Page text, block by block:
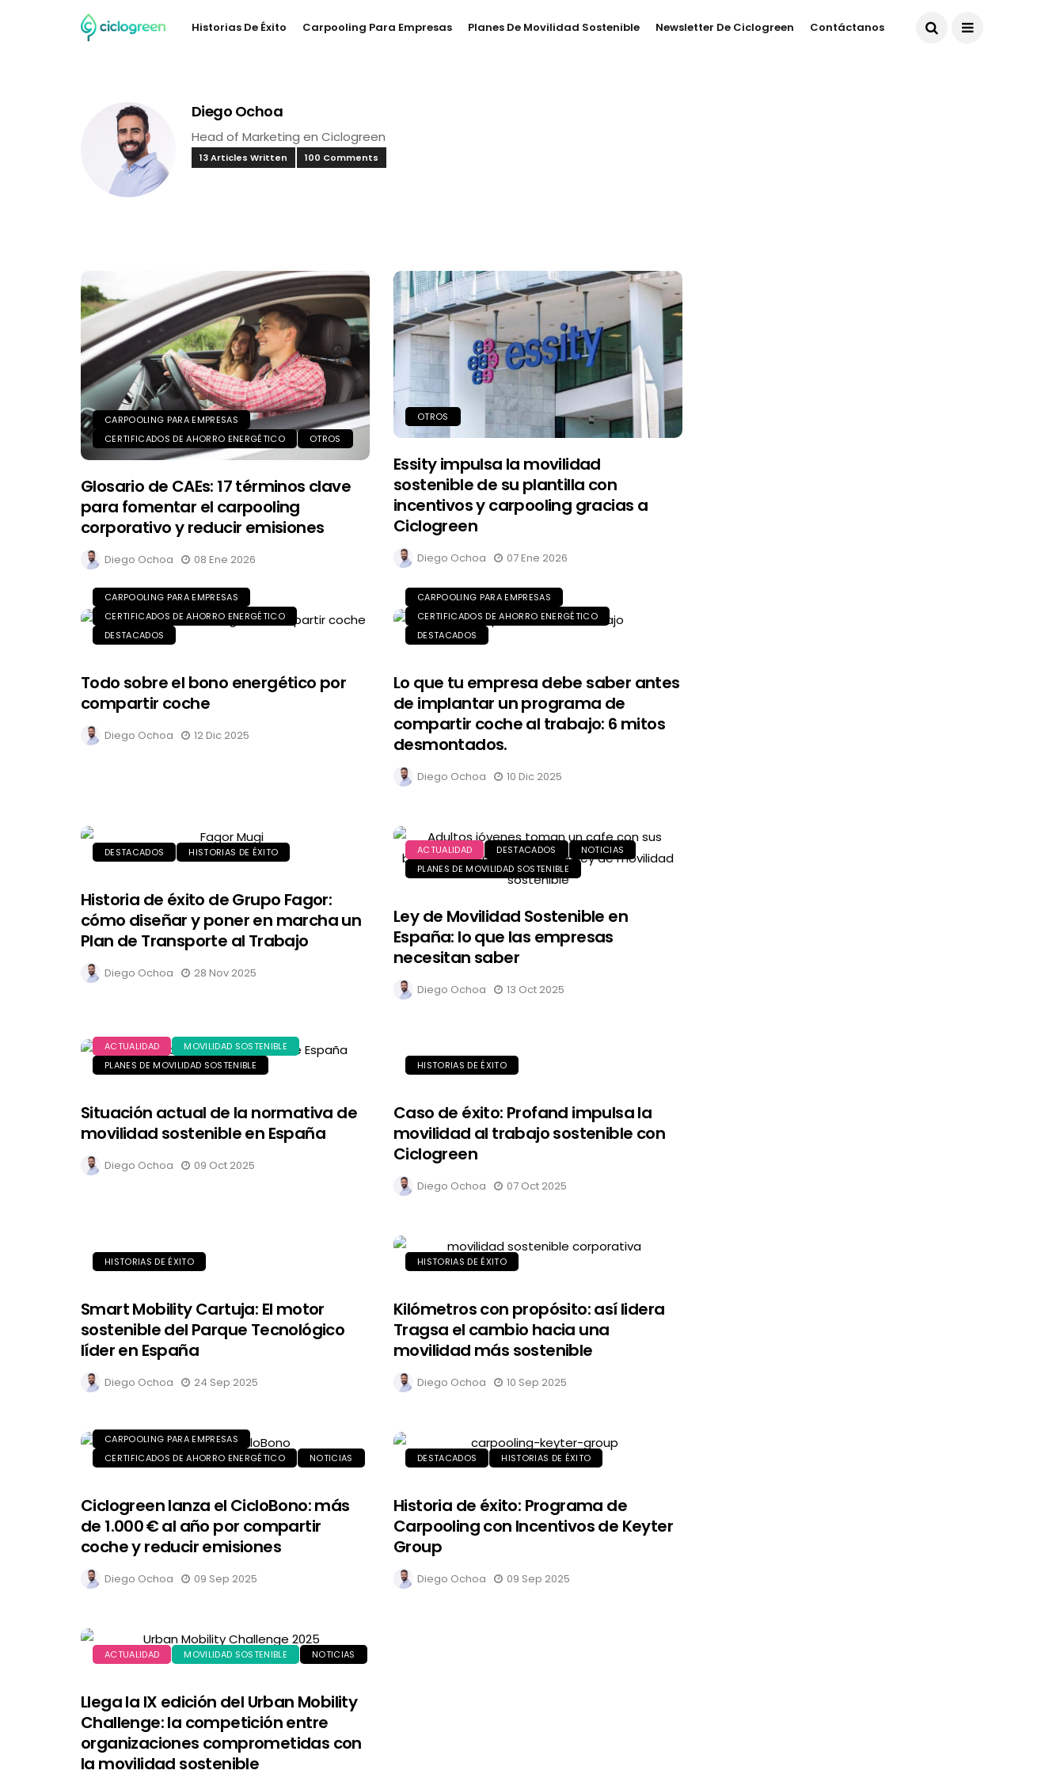
Historias De Éxito Carpooling Para Empresas Planes De Movilidad Sostenible Newsletter De Ciclogreen Contáctanos
Diego Ochoa
Head of Marketing en Ciclogreen
13 Articles Written 100 Comments
CARPOOLING PARA EMPRESAS
CERTIFICADOS DE AHORRO ENERGÉTICO
OTROS
Glosario de CAEs: 17 términos clave
para fomentar el carpooling
corporativo y reducir emisiones
Diego Ochoa 08 Ene 2026
OTROS
Essity impulsa la movilidad
sostenible de su plantilla con
incentivos y carpooling gracias a
Ciclogreen
Diego Ochoa 07 Ene 2026
CARPOOLING PARA EMPRESAS
CERTIFICADOS DE AHORRO ENERGÉTICO
DESTACADOS
Todo sobre el bono energético por
compartir coche
Diego Ochoa 12 Dic 2025
CARPOOLING PARA EMPRESAS
CERTIFICADOS DE AHORRO ENERGÉTICO
DESTACADOS
Lo que tu empresa debe saber antes
de implantar un programa de
compartir coche al trabajo: 6 mitos
desmontados.
Diego Ochoa 10 Dic 2025
DESTACADOS HISTORIAS DE ÉXITO
Historia de éxito de Grupo Fagor:
cómo diseñar y poner en marcha un
Plan de Transporte al Trabajo
Diego Ochoa 28 Nov 2025
ACTUALIDAD DESTACADOS
NOTICIAS
PLANES DE MOVILIDAD SOSTENIBLE
Ley de Movilidad Sostenible en
España: lo que las empresas
necesitan saber
Diego Ochoa 13 Oct 2025
ACTUALIDAD
MOVILIDAD SOSTENIBLE
PLANES DE MOVILIDAD SOSTENIBLE
Situación actual de la normativa de
movilidad sostenible en España
Diego Ochoa 09 Oct 2025
HISTORIAS DE ÉXITO
Caso de éxito: Profand impulsa la
movilidad al trabajo sostenible con
Ciclogreen
Diego Ochoa 07 Oct 2025
HISTORIAS DE ÉXITO
Smart Mobility Cartuja: El motor
sostenible del Parque Tecnológico
líder en España
Diego Ochoa 24 Sep 2025
HISTORIAS DE ÉXITO
Kilómetros con propósito: así lidera
Tragsa el cambio hacia una
movilidad más sostenible
Diego Ochoa 10 Sep 2025
CARPOOLING PARA EMPRESAS
CERTIFICADOS DE AHORRO ENERGÉTICO
NOTICIAS
Ciclogreen lanza el CicloBono: más
de 1.000 € al año por compartir
coche y reducir emisiones
Diego Ochoa 09 Sep 2025
DESTACADOS HISTORIAS DE ÉXITO
Historia de éxito: Programa de
Carpooling con Incentivos de Keyter
Group
Diego Ochoa 09 Sep 2025
ACTUALIDAD MOVILIDAD SOSTENIBLE NOTICIAS
Llega la IX edición del Urban Mobility
Challenge: la competición entre
organizaciones comprometidas con
la movilidad sostenible